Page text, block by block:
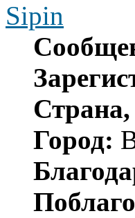
Sipin
Город: